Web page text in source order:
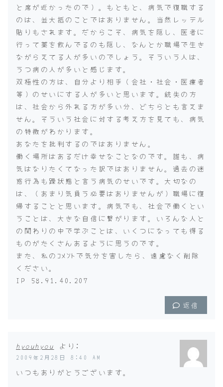
と席が近かったので）。もともと、病気で復職する
のは、並大抵のことではありません。当然レッテル
貼りもされます。だからこそ、病気を隠し、医者に
行って薬を飲んでるのも隠し、なんとか職場で生き
ながらえてる人が多いのでしょう。そういう人は、
うつ病の人が多いと感じます。
双極性の方は、自分より相手（会社・社会・医療者
等）のせいにする人が多いと思います。統失の方
は、社会から外れる方が多い分、どちらとも言えま
せん。そういう社会に対する考え方を見ても、病気
の特徴がわかります。
あなたを批判するのではありません。
働く場所はあるだけ幸せなことなのです。誰も、病
気はなりたくてなった訳ではありません。過去の迷
惑行為も躁状態と言う病気のせいです。大切なの
は、（あまり気負う必要はありませんが）職場に復
帰することと思います。病気でも、社会で働くとい
うことは、大きな自信に繋がります。いろんな人と
の関わりの中で学ぶことは、いくつになっても得る
ものがたくさんあるように思うのです。
また、私のｺﾒﾝﾄで気分を害したら、遠慮なく削除
ください。
IP 58.91.40.207
返信
hyouhyou より:
2009年2月28日 8:40 AM
いつもありがとうございます。